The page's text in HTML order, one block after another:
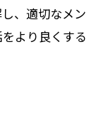
、適切なメン
より良くする